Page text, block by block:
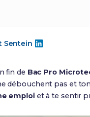
Sentein
fin de Bac Pro
débouchent pas et ton
emploiet à te sentir